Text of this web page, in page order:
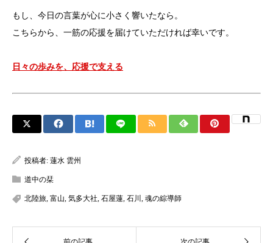
もし、今日の言葉が心に小さく響いたなら。
こちらから、一筋の応援を届けていただければ幸いです。
日々の歩みを、応援で支える
投稿者: 蓮水 雲州
道中の栞
北陸旅 富山 気多大社 石屋蓮 石川 魂の綜導師